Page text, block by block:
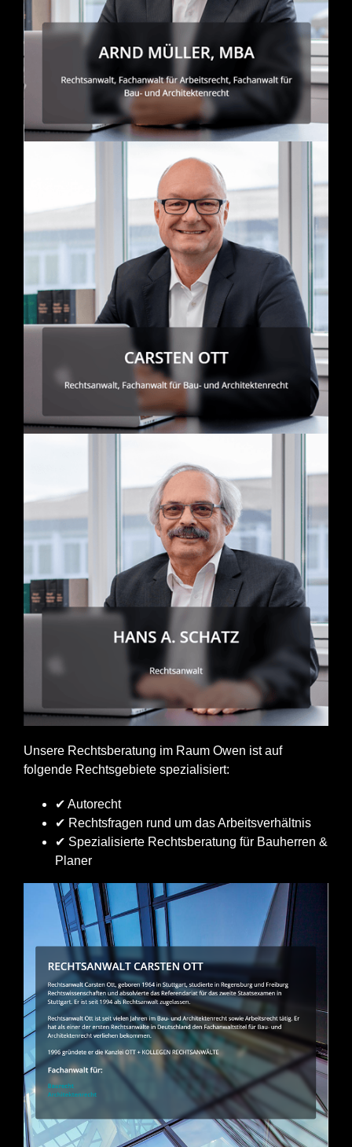
Unsere Rechtsberatung im Raum Owen ist auf
folgende Rechtsgebiete spezialisiert:
✔ Autorecht
✔ Rechtsfragen rund um das Arbeitsverhältnis
✔ Spezialisierte Rechtsberatung für Bauherren &
Planer